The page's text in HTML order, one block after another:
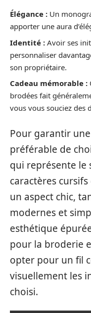
Élégance : Un
apporter une aura
Identité : Avoir ses
personnaliser
son propriétaire.
Cadeau mémorable :
brodées fait
vous vous souciez des
Pour garantir
préférable de
qui représente le
caractères
un aspect chic,
modernes et
esthétique
pour la broderie
opter pour un fil
visuellement les
choisi.